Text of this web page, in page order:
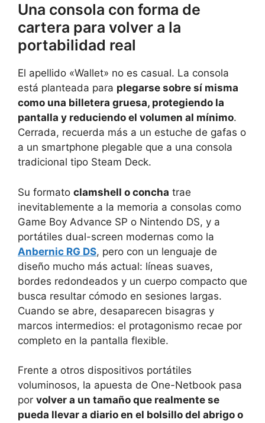
Una consola con forma de
cartera para volver a la
portabilidad real
El apellido «Wallet» no es casual. La consola
está planteada para plegarse sobre sí misma
como una billetera gruesa, protegiendo la
pantalla y reduciendo el volumen al mínimo.
Cerrada, recuerda más a un estuche de gafas o
a un smartphone plegable que a una consola
tradicional tipo Steam Deck.
Su formato clamshell o concha trae
inevitablemente a la memoria a consolas como
Game Boy Advance SP o Nintendo DS, y a
portátiles dual-screen modernas como la
Anbernic RG DS, pero con un lenguaje de
diseño mucho más actual: líneas suaves,
bordes redondeados y un cuerpo compacto que
busca resultar cómodo en sesiones largas.
Cuando se abre, desaparecen bisagras y
marcos intermedios: el protagonismo recae por
completo en la pantalla flexible.
Frente a otros dispositivos portátiles
voluminosos, la apuesta de One-Netbook pasa
por volver a un tamaño que realmente se
pueda llevar a diario en el bolsillo del abrigo o